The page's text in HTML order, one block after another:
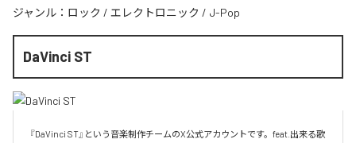
ジャンル： ロック / エレクトロニック / J-Pop
DaVinci ST
『DaVinci ST』という音楽制作チームのX公式アカウントです。feat.出来る歌